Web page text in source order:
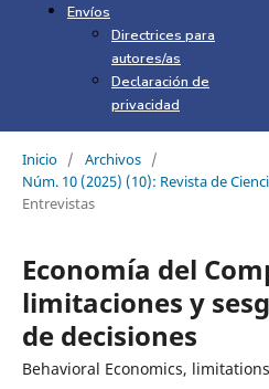
Envíos
Directrices para
autores/as
Declaración de
privacidad
Inicio / Archivos /
Núm. 10 (2025) (10): Revista de
Entrevistas
Economía del
limitaciones y
de decisiones
Behavioral Economics,